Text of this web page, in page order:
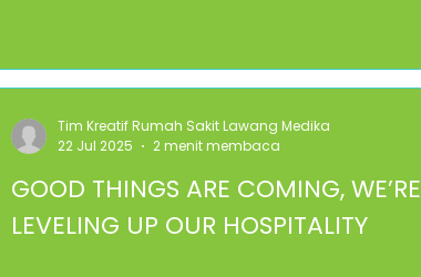
GOOD THINGS ARE COMING, WE’RE
LEVELING UP OUR HOSPITALITY
Tim Kreatif Rumah Sakit Lawang Medika
22 Jul 2025
2 menit membaca